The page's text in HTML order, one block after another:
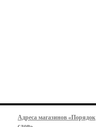
Адреса магазинов «Порядок